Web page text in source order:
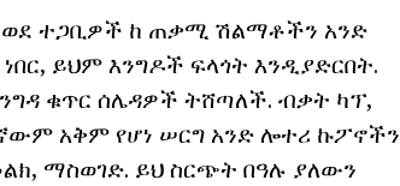
ወደ ተጋቢዎች ከ ጠቃሚ ሽልማቶችን አንድ
ይህም እንግዶች ፍላጎት እንዲያድርበት.
ቁጥር ሰሌዳዎች ትሸጣለች. ብቃት ካፕ,
አቅም የሆነ ሠርግ አንድ ሎተሪ ኩፖኖችን
ማስወገድ. ይህ ስርጭት በዓሉ ያለውን